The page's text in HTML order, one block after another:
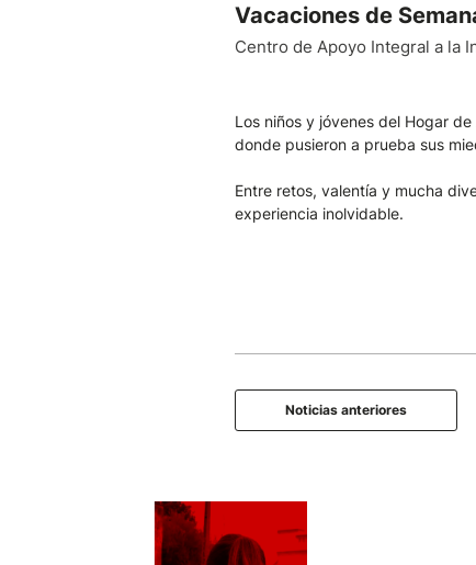
Vacaciones de
Centro de Apoyo Integral a la
Los niños y jóvenes del Hogar
donde pusieron a prueba sus
Entre retos, valentía y mucha
experiencia inolvidable.
Noticias anteriores